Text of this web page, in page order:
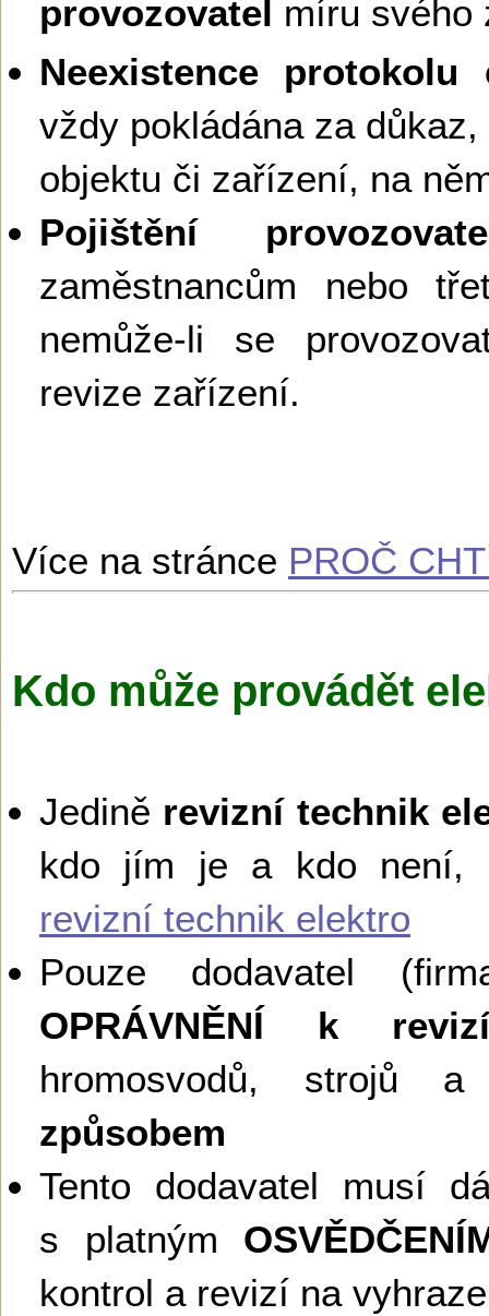
provozovatel míru svého
Neexistence protokolu
vždy pokládána za
objektu či zařízení, na
Pojištění
zaměstnancům nebo
nemůže-li se
revize zařízení.
Více na stránce PROČ
Kdo může provádět
Jedině revizní technik
kdo jím je a kdo není,
revizní technik elektro
Pouze dodavatel
OPRÁVNĚNÍ k
hromosvodů, strojů
způsobem
Tento dodavatel musí
s platným
kontrol a revizí na